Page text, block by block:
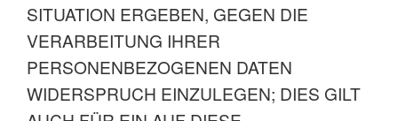
SITUATION ERGEBEN, GEGEN DIE
VERARBEITUNG IHRER
PERSONENBEZOGENEN DATEN
WIDERSPRUCH EINZULEGEN; DIES GILT